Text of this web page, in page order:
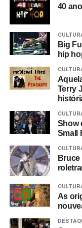
campos de
deu a Tony Wilson,
era apresentador
como: “Eles serão
trabalharam
anúncios e cenas
é o consumismo –
algo local, mas
estava
Então você tem
corporativo, e aí eu
Parece ótimo, bem
sentido político, tipo
tudo isso lá fora.
40
Big
hip
Terry
Show
Small
As